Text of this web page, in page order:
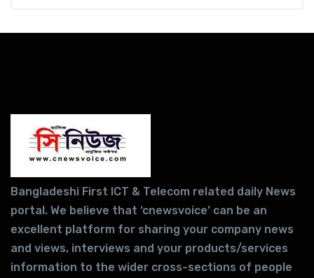
Bangladeshi First ICT & Telecom related daily News
portal. We believe that ‘cnewsvoice’ can be an
excellent platform for sharing your company news
and views, interviews and your products/services
information to the wider cross-sections of people